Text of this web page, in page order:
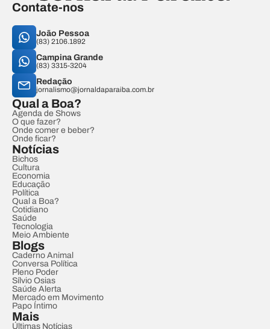
Contate-nos
João Pessoa
(83) 2106.1892
Campina Grande
(83) 3315-3204
Redação
jornalismo@jornaldaparaiba.com.br
Qual a Boa?
Agenda de Shows
O que fazer?
Onde comer e beber?
Onde ficar?
Notícias
Bichos
Cultura
Economia
Educação
Política
Qual a Boa?
Cotidiano
Saúde
Tecnologia
Meio Ambiente
Blogs
Caderno Animal
Conversa Política
Pleno Poder
Sílvio Osias
Saúde Alerta
Mercado em Movimento
Papo Íntimo
Mais
Últimas Notícias